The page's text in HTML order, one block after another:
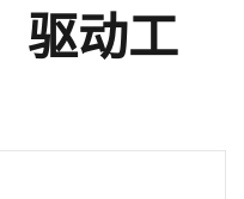
驱动工